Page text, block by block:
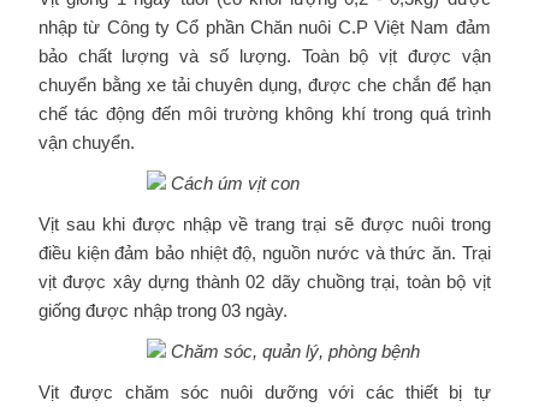
nhập từ Công ty Cổ phần Chăn nuôi C.P Việt Nam đảm
bảo chất lượng và số lượng. Toàn bộ vịt được vận
chuyển bằng xe tải chuyên dụng, được che chắn để hạn
chế tác động đến môi trường không khí trong quá trình
vận chuyển.
Cách úm vịt con
Vịt sau khi được nhập về trang trại sẽ được nuôi trong
điều kiện đảm bảo nhiệt độ, nguồn nước và thức ăn. Trại
vịt được xây dựng thành 02 dãy chuồng trại, toàn bộ vịt
giống được nhập trong 03 ngày.
Chăm sóc, quản lý, phòng bệnh
Vịt được chăm sóc nuôi dưỡng với các thiết bị tự